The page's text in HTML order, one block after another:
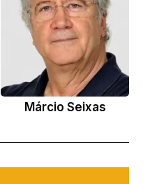
Márcio Seixas